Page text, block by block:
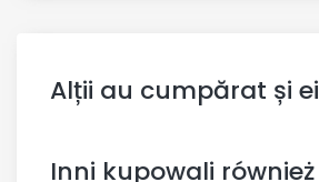
Alții au cumpărat și ei
Inni kupowali również